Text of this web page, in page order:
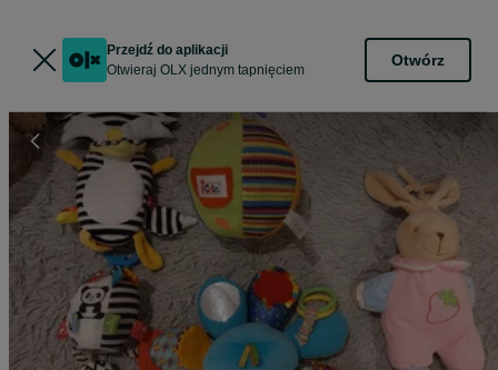
Przejdź do aplikacji
Otwieraj OLX jednym tapnięciem
Otwórz